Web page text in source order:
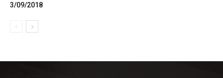
3/09/2018